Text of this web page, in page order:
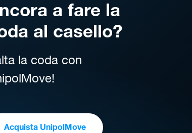
a fare la
al casello?
la coda con
Acquista UnipolMove